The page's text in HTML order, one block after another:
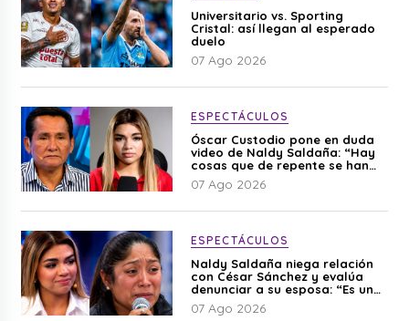
Universitario vs. Sporting
Cristal: así llegan al esperado
duelo
07 Ago 2026
ESPECTÁCULOS
Óscar Custodio pone en duda
video de Naldy Saldaña: “Hay
cosas que de repente se han
editado”
07 Ago 2026
ESPECTÁCULOS
Naldy Saldaña niega relación
con César Sánchez y evalúa
denunciar a su esposa: “Es una
difamación”
07 Ago 2026